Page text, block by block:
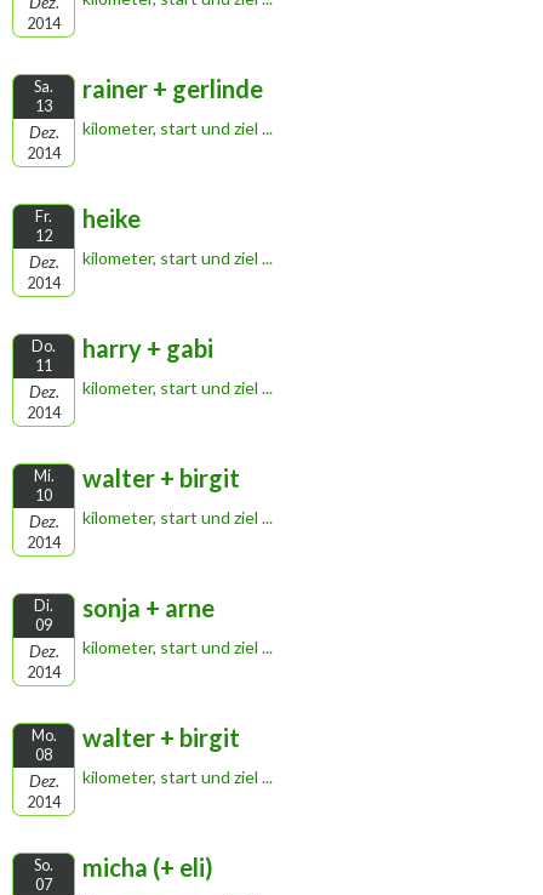
2014
Sa.
13
Dez.
2014
rainer + gerlinde
kilometer, start und ziel ...
Fr.
12
Dez.
2014
heike
kilometer, start und ziel ...
Do.
11
Dez.
2014
harry + gabi
kilometer, start und ziel ...
Mi.
10
Dez.
2014
walter + birgit
kilometer, start und ziel ...
Di.
09
Dez.
2014
sonja + arne
kilometer, start und ziel ...
Mo.
08
Dez.
2014
walter + birgit
kilometer, start und ziel ...
So.
07
micha (+ eli)